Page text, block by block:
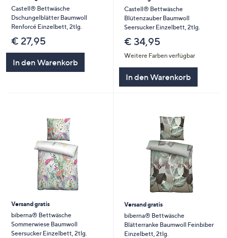
Castell® Bettwäsche
Dschungelblätter Baumwoll
Renforcé Einzelbett, 2tlg.
€ 27,95
In den Warenkorb
Castell® Bettwäsche
Blütenzauber Baumwoll
Seersucker Einzelbett, 2tlg.
€ 34,95
Weitere Farben verfügbar
In den Warenkorb
Versand gratis
biberna® Bettwäsche
Sommerwiese Baumwoll
Seersucker Einzelbett, 2tlg.
Versand gratis
biberna® Bettwäsche
Blätterranke Baumwoll Feinbiber
Einzelbett, 2tlg.